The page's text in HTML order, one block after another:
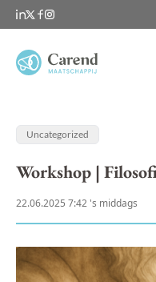
Uncategorized
Workshop |
22.06.2025 7:42 's middags